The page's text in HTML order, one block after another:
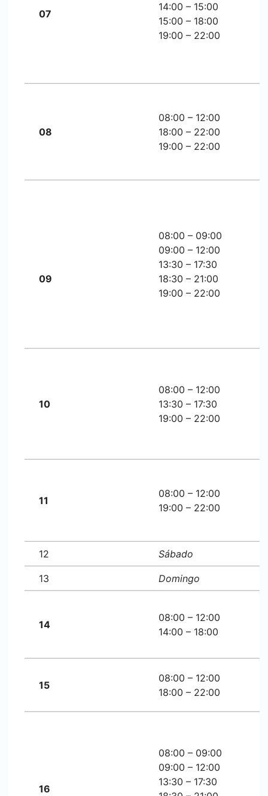
07
14:00 – 15:00
15:00 – 18:00
19:00 – 22:00
08
08:00 – 12:00
18:00 – 22:00
19:00 – 22:00
09
08:00 – 09:00
09:00 – 12:00
13:30 – 17:30
18:30 – 21:00
19:00 – 22:00
10
08:00 – 12:00
13:30 – 17:30
19:00 – 22:00
11
08:00 – 12:00
19:00 – 22:00
12 Sábado
13 Domingo
14
08:00 – 12:00
14:00 – 18:00
15
08:00 – 12:00
18:00 – 22:00
16
08:00 – 09:00
09:00 – 12:00
13:30 – 17:30